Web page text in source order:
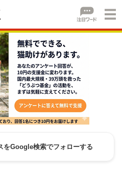
をGoogle検索でフォローする